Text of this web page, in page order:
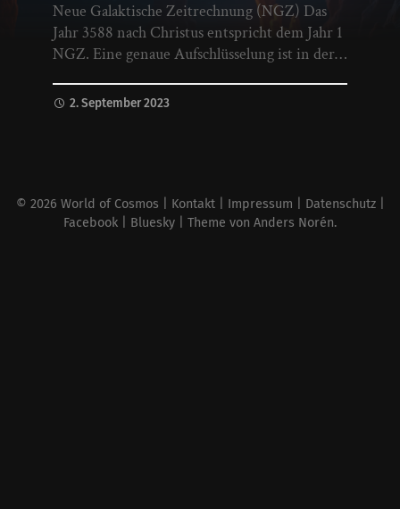
Neue Galaktische Zeitrechnung (NGZ) Das
Jahr 3588 nach Christus entspricht dem Jahr 1
NGZ. Eine genaue Aufschlüsselung ist in der…
2. September 2023
© 2026 World of Cosmos Kontakt| Impressum Datenschutz|
Facebook
Bluesky | Theme von Anders Norén.